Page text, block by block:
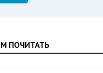
ПОЧИТАТЬ